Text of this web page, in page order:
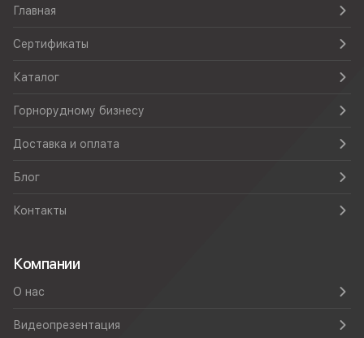
Главная
Сертификаты
Каталог
Горнорудному бизнесу
Доставка и оплата
Блог
Контакты
Компании
О нас
Видеопрезентация